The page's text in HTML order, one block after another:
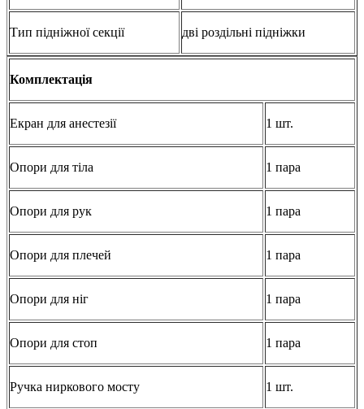
Тип підніжної секції дві роздільні підніжки
Комплектація
Екран для анестезії 1 шт.
Опори для тіла 1 пара
Опори для рук 1 пара
Опори для плечей 1 пара
Опори для ніг 1 пара
Опори для стоп 1 пара
Ручка ниркового мосту 1 шт.